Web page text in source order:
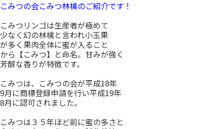
こみつの会こみつ林檎のご紹介です！
こみつリンゴは生産者が極めて
少なく幻の林檎と言われ小玉果
が多く果肉全体に蜜が入ること
から【こみつ】と命名。甘みが強く
芳醇な香りが特徴です。
こみつは、こみつの会が平成18年
9月に商標登録申請を行い平成19年
8月に認可されました。
こみつは３５年ほど前に蜜の多さと